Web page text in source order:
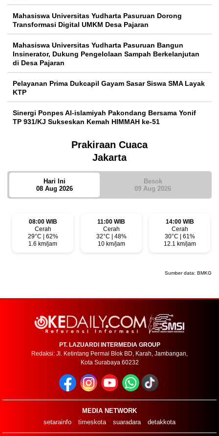
Mahasiswa Universitas Yudharta Pasuruan Dorong
Transformasi Digital UMKM Desa Pajaran
Mahasiswa Universitas Yudharta Pasuruan Bangun
Insinerator, Dukung Pengelolaan Sampah Berkelanjutan
di Desa Pajaran
Pelayanan Prima Dukcapil Gayam Sasar Siswa SMA Layak
KTP
Sinergi Ponpes Al-islamiyah Pakondang Bersama Yonif
TP 931/KJ Sukseskan Kemah HIMMAH ke-51
Prakiraan Cuaca
Jakarta
Hari Ini
08 Aug 2026
Besok
09 Aug 2026
08:00 WIB
Cerah
29°C | 62%
1.6 km/jam
11:00 WIB
Cerah
32°C | 48%
10 km/jam
14:00 WIB
Cerah
30°C | 61%
12.1 km/jam
Sumber data: BMKG
PT. LAZUARDI INTERMEDIA GROUP
Redaksi: Jl. Ketintang Permai Blok BD, Karah, Jambangan,
Kota Surabaya 60232
MEDIA NETWORK
setarainfo
timeskota suaradara detakkota